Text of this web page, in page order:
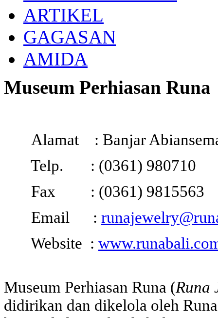
ARTIKEL
GAGASAN
AMIDA
Museum Perhiasan Runa
Alamat : Banjar
Telp. : (0361) 980710
Fax : (0361) 9815563
Email :
Website :
Museum Perhiasan Runa (Runa
didirikan dan dikelola oleh